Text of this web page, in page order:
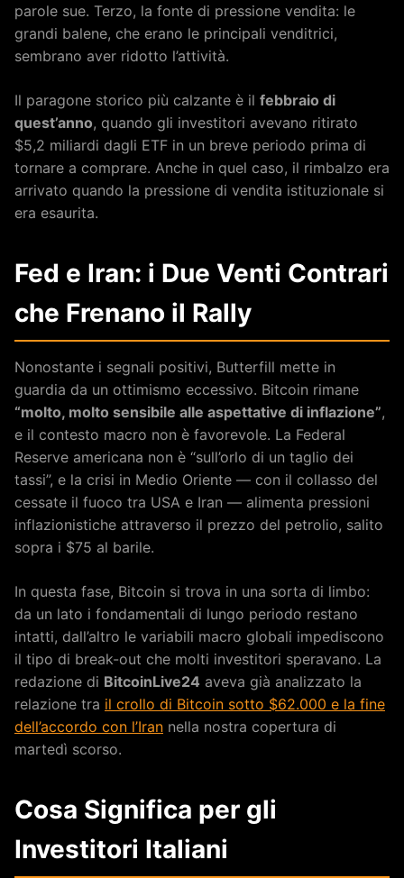
parole sue. Terzo, la fonte di pressione vendita: le
grandi balene, che erano le principali venditrici,
sembrano aver ridotto l’attività.
Il paragone storico più calzante è il febbraio di
quest’anno, quando gli investitori avevano ritirato
$5,2 miliardi dagli ETF in un breve periodo prima di
tornare a comprare. Anche in quel caso, il rimbalzo era
arrivato quando la pressione di vendita istituzionale si
era esaurita.
Fed e Iran: i Due Venti Contrari
che Frenano il Rally
Nonostante i segnali positivi, Butterfill mette in
guardia da un ottimismo eccessivo. Bitcoin rimane
“molto, molto sensibile alle aspettative di inflazione”,
e il contesto macro non è favorevole. La Federal
Reserve americana non è “sull’orlo di un taglio dei
tassi”, e la crisi in Medio Oriente — con il collasso del
cessate il fuoco tra USA e Iran — alimenta pressioni
inflazionistiche attraverso il prezzo del petrolio, salito
sopra i $75 al barile.
In questa fase, Bitcoin si trova in una sorta di limbo:
da un lato i fondamentali di lungo periodo restano
intatti, dall’altro le variabili macro globali impediscono
il tipo di break-out che molti investitori speravano. La
redazione di BitcoinLive24 aveva già analizzato la
relazione tra il crollo di Bitcoin sotto $62.000 e la fine
dell’accordo con l’Iran nella nostra copertura di
martedì scorso.
Cosa Significa per gli
Investitori Italiani